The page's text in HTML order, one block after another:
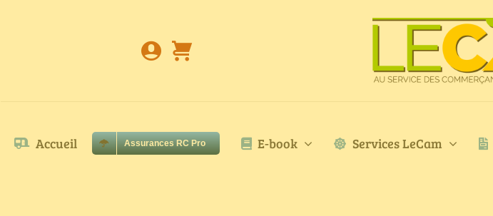
Accueil Assurances RC Pro E-book Services LeCam